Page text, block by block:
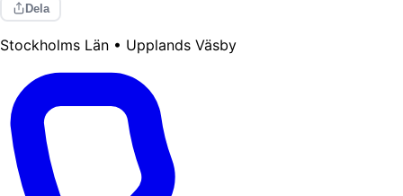
Dela
Stockholms Län • Upplands Väsby